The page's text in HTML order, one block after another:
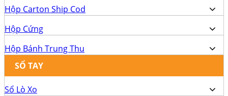
Hộp Carton Ship Cod
Hộp Cứng
Hộp Bánh Trung Thu
SỔ TAY
Sổ Lò Xo